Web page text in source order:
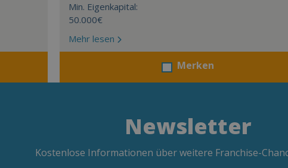
Min. Eigenkapital:
50.000€
Mehr lesen
Merken
Newsletter
Kostenlose Informationen über weitere Franchise-